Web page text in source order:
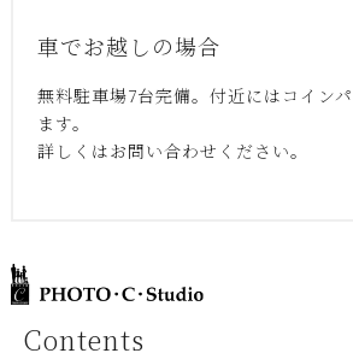
車でお越しの場合
無料駐車場7台完備。付近にはコイン
ます。
詳しくはお問い合わせください。
Contents